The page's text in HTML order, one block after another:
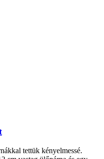
tettük kényelmessé.